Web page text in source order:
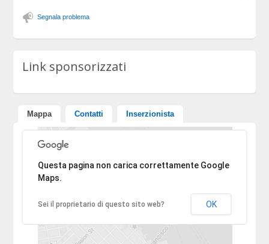
Segnala problema
Link sponsorizzati
Mappa Contatti Inserzionista
Ci dispiace, l'indirizzo non è stato trovato.
Questa pagina non carica correttamente Google
Maps.
Sei il proprietario di questo sito web? OK